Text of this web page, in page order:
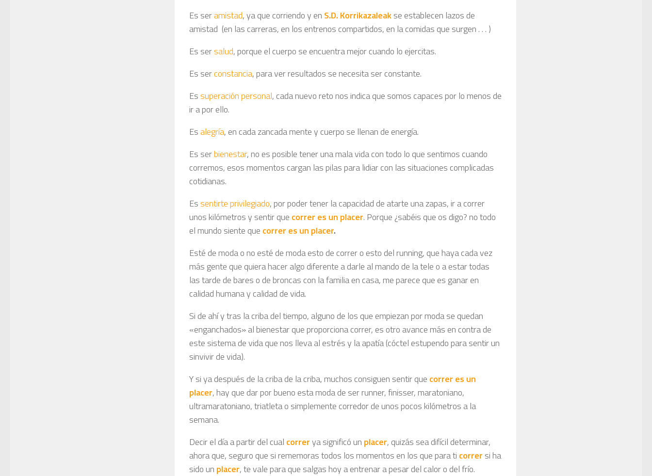
Es seramistad, ya que corriendo y en S.D. Korrikazaleakse establecen lazos de
amistad (en las carreras, en los entrenos compartidos, en la comidas que surgen . . . )
Es sersalud, porque el cuerpo se encuentra mejor cuando lo ejercitas.
Es serconstancia, para ver resultados se necesita ser constante.
Es superación personal, cada nuevo reto nos indica que somos capaces por lo menos de
ir a por ello.
Esalegría, en cada zancada mente y cuerpo se llenan de energía.
Es serbienestar, no es posible tener una mala vida con todo lo que sentimos cuando
corremos, esos momentos cargan las pilas para lidiar con las situaciones complicadas
cotidianas.
Es sentirte privilegiado, por poder tener la capacidad de atarte una zapas, ir a correr
unos kilómetros y sentir que correr es un placer. Porque ¿sabéis que os digo? no todo
el mundo siente que correr es un placer.
Esté de moda o no esté de moda esto de correr o esto del running, que haya cada vez
más gente que quiera hacer algo diferente a darle al mando de la tele o a estar todas
las tarde de bares o de broncas con la familia en casa, me parece que es ganar en
calidad humana y calidad de vida.
Si de ahí y tras la criba del tiempo, alguno de los que empiezan por moda se quedan
«enganchados» al bienestar que proporciona correr, es otro avance más en contra de
este sistema de vida que nos lleva al estrés y la apatía (cóctel estupendo para sentir un
sinvivir de vida).
Y si ya después de la criba de la criba, muchos consiguen sentir que correr es un
placer, hay que dar por bueno esta moda de ser runner, finisser, maratoniano,
ultramaratoniano, triatleta o simplemente corredor de unos pocos kilómetros a la
semana.
Decir el día a partir del cual correrya significó un placer, quizás sea difícil determinar,
ahora que, seguro que si rememoras todos los momentos en los que para ti correr si ha
sido un placer, te vale para que salgas hoy a entrenar a pesar del calor o del frío.